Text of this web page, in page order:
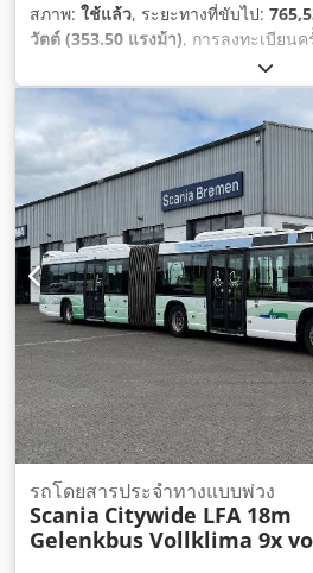
สภาพ: ใช้แล้ว, ระยะทางที่ขับไป:
วัตต์ (353.50 แรงม้า), การลงทะเบียนค
54, ประเ
ชั้นการปล่อยมลพิษ:ยูโร 6, สี:เขียว, เ
ทั้งหมด:
18,130 มม , ความกว้างทั้งหม
2,550 มม , ปีที่ผลิต: 2016, อุปกรณ์:
พว
ควบคุมความเร็วอัตโนมัติ, ระบบควบคุม
เอบีเอส,
รถโดยสารประจำทางแบบพ่วง
Scania Citywide LFA 18m
Gelenkbus Vollklima 9x